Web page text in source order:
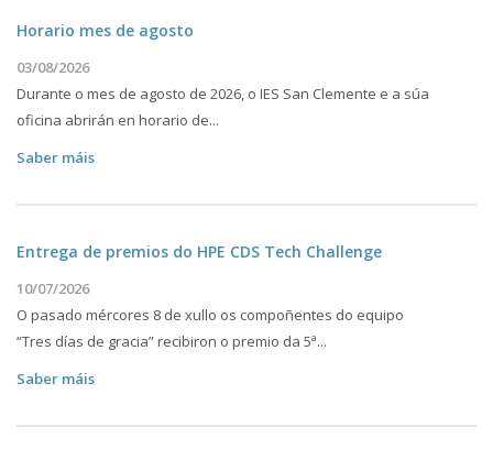
Horario mes de agosto
03/08/2026
Durante o mes de agosto de 2026, o IES San Clemente e a súa
oficina abrirán en horario de...
Saber máis
Entrega de premios do HPE CDS Tech Challenge
10/07/2026
O pasado mércores 8 de xullo os compoñentes do equipo
“Tres días de gracia” recibiron o premio da 5ª...
Saber máis